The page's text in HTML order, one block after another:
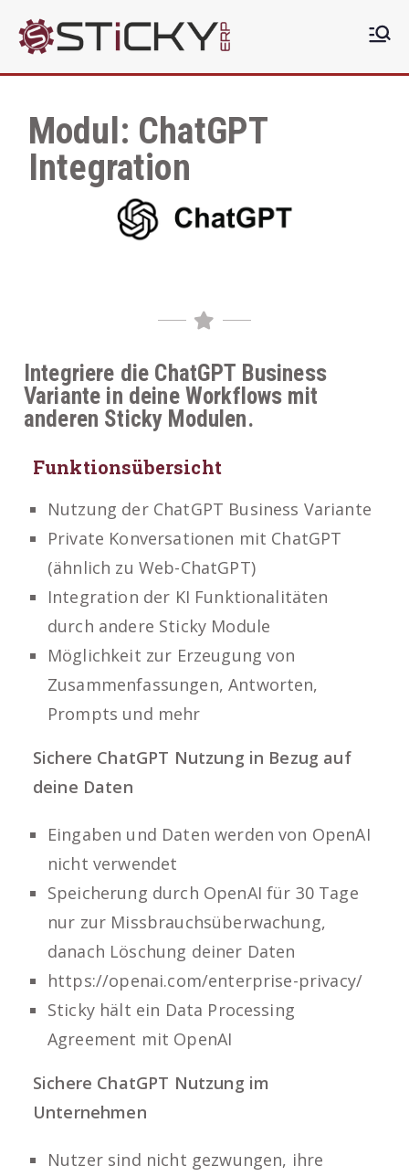
ERP
Die clevere ERP Lösung
Modul: ChatGPT
Integration
Integriere die ChatGPT Business
Variante in deine Workflows mit
anderen Sticky Modulen.
Funktionsübersicht
Nutzung der ChatGPT Business Variante
Private Konversationen mit ChatGPT
(ähnlich zu Web-ChatGPT)
Integration der KI Funktionalitäten
durch andere Sticky Module
Möglichkeit zur Erzeugung von
Zusammenfassungen, Antworten,
Prompts und mehr
Sichere ChatGPT Nutzung in Bezug auf
deine Daten
Eingaben und Daten werden von OpenAI
nicht verwendet
Speicherung durch OpenAI für 30 Tage
nur zur Missbrauchsüberwachung,
danach Löschung deiner Daten
https://openai.com/enterprise-privacy/
Sticky hält ein Data Processing
Agreement mit OpenAI
Sichere ChatGPT Nutzung im
Unternehmen
Nutzer sind nicht gezwungen, ihre